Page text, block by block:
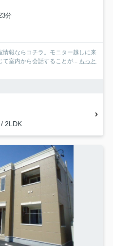
分
報ならコチラ。モニター越しに来
室内から会話することが... もっと
2LDK